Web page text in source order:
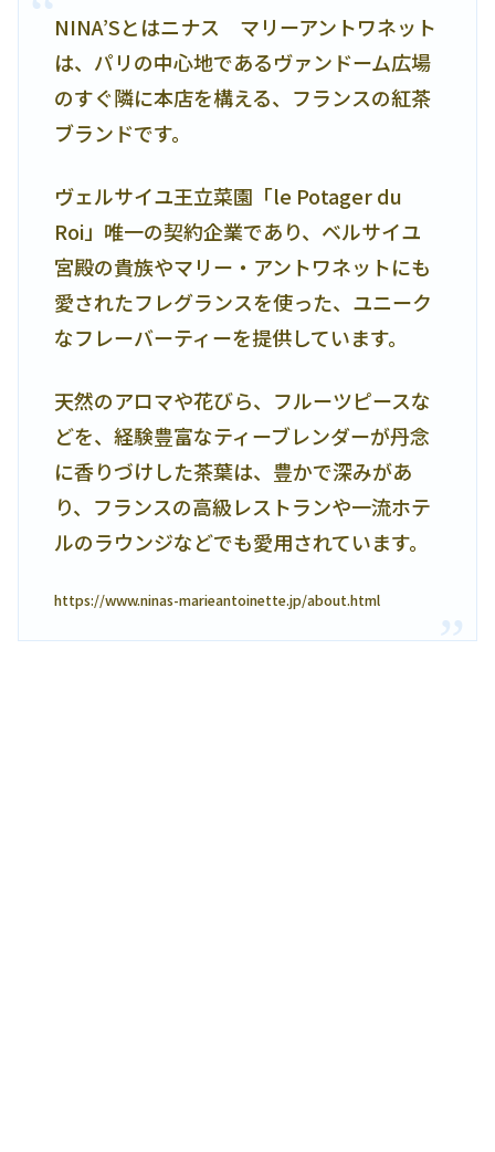
NINA’Sとはニナス マリーアントワネット
は、パリの中心地であるヴァンドーム広場
のすぐ隣に本店を構える、フランスの紅茶
ブランドです。
ヴェルサイユ王立菜園「le Potager du
Roi」唯一の契約企業であり、ベルサイユ
宮殿の貴族やマリー・アントワネットにも
愛されたフレグランスを使った、ユニーク
なフレーバーティーを提供しています。
天然のアロマや花びら、フルーツピースな
どを、経験豊富なティーブレンダーが丹念
に香りづけした茶葉は、豊かで深みがあ
り、フランスの高級レストランや一流ホテ
ルのラウンジなどでも愛用されています。
https://www.ninas-marieantoinette.jp/about.html